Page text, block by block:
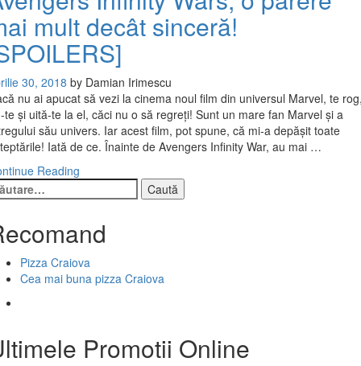
mult decât sinceră!
30, 2018 by Damian Irimescu
nu ai apucat să vezi la cinema noul film din universul Marvel, te
te și uită-te la el, căci nu o să regreți! Sunt un mare fan Marvel și a
său univers. Iar acest film, pot spune, că mi-a depășit toate
Iată de ce. Înainte de Avengers Infinity War, au mai …
Reading
Pizza Craiova
Cea mai buna pizza Craiova
Promotii Online